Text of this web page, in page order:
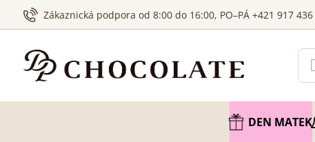
Zákaznická podpora od 8:00 do 16:00, PO–PÁ +421 917
DEN MATEK